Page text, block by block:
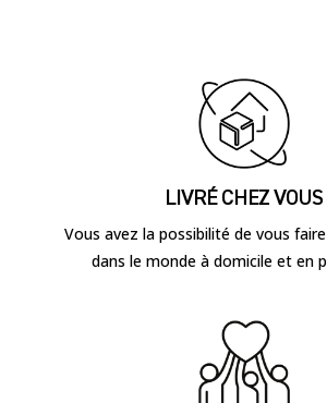
LIVRÉ CHEZ VOUS
Vous avez la possibilité de vous
dans le monde à domicile et en